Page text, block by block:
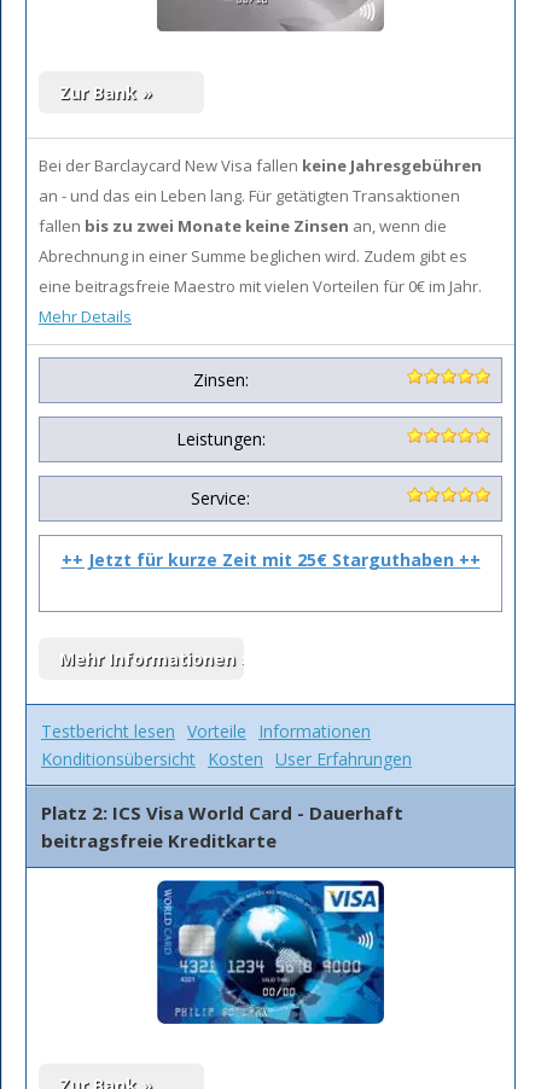
Bei der Barclaycard New Visa fallen keine Jahresgebühren
an - und das ein Leben lang. Für getätigten Transaktionen
fallen bis zu zwei Monate keine Zinsen an, wenn die
Abrechnung in einer Summe beglichen wird. Zudem gibt es
eine beitragsfreie Maestro mit vielen Vorteilen für 0€ im Jahr.
Mehr Details
Zinsen:
Leistungen:
Service:
++ Jetzt für kurze Zeit mit 25€ Starguthaben ++
Testbericht lesen Vorteile
Informationen
Konditionsübersicht Kosten User Erfahrungen
Platz 2: ICS Visa World Card - Dauerhaft
beitragsfreie Kreditkarte